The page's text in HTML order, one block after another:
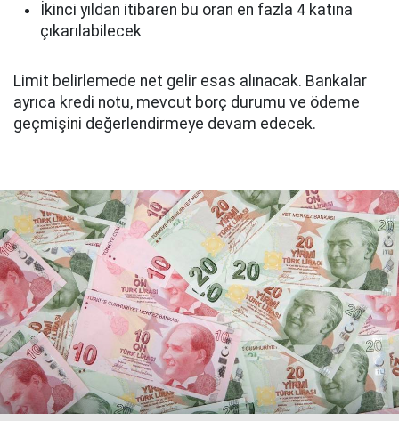
İkinci yıldan itibaren bu oran en fazla 4 katına
çıkarılabilecek
Limit belirlemede net gelir esas alınacak. Bankalar
ayrıca kredi notu, mevcut borç durumu ve ödeme
geçmişini değerlendirmeye devam edecek.